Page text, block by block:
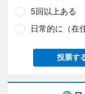
5回以上ある
日常的に（在
投票す